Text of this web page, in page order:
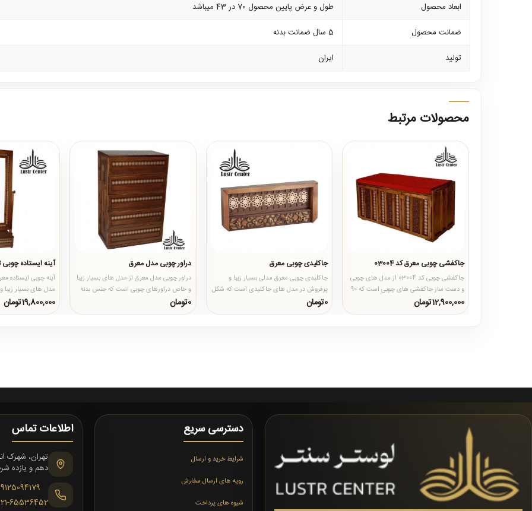
ابعاد محصول
طول و عرض پایین محصول 70 در 43 میباشد
ضمانت محصول
5 سال ضمانت بدنه
تولید
ایران
محصولات مرتبط
جاکفشی چوبی معرق کد 03004
جاکفشی چوبی کد 03004 از مدل های چوبی
و دست ساز جاکفشی های چوبی است که 90
درصد تولید و طرح های معرق ک..
12,900,000تومان
جاکلیدی چوبی معرق
جاکلیدی چوبی معرق مدلی بسیار زیبا و
پرفروش در مدل های جاکلیدی است که شکل
بدنه آن مستطیل شکل میباشد و..
0تومان
دراور چوبی مدل معرق
دراور چوبی مدل معرق از مدل های بسیار زیبا
و خاص دراورهای چوبی است که جنس بدنه
آن از چوب روس درجه یک ..
0تومان
آینه ایستاده
مدل های بسیار
ایستاده است که
19,800,000تومان
دسترسی سریع
شرایط خرید و ارسال
رویه های ارسال سفارش
شیوه های پرداخت
اطلاعات تماس
دهم و یازده
65536452